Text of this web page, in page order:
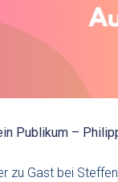
Publikum –
zu Gast bei